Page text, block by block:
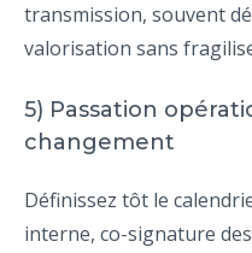
transmission, souvent
valorisation sans
5) Passation
changement
Définissez tôt le
interne, co-signature